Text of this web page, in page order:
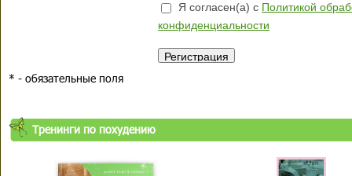
Я согласен(а) с Политикой
конфиденциальности
* - обязательные поля
Тренинги по похудению